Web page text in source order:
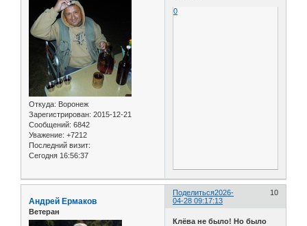
Откуда: Воронеж
Зарегистрирован: 2015-12-21
Сообщений: 6842
Уважение: +7212
Последний визит:
Сегодня 16:56:37
0
Поделиться 10
2026-
04-28 09:17:13
Андрей Ермаков
Ветеран
Клёва не было! Но было